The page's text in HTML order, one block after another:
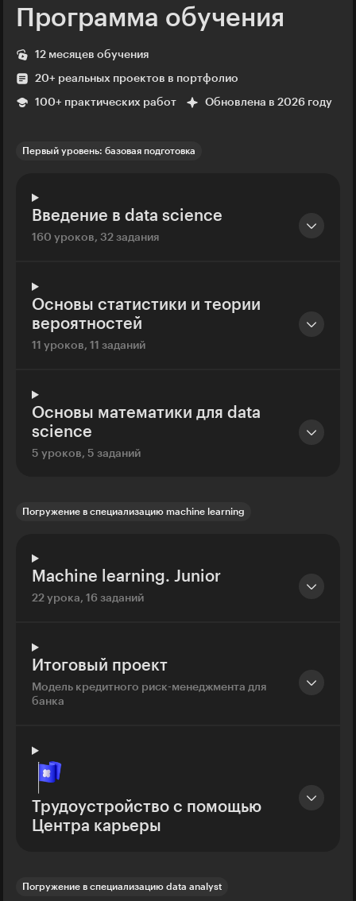
Программа обучения
12 месяцев обучения
20+ реальных проектов в портфолио
100+ практических работ Обновлена в 2026 году
Первый уровень: базовая подготовка
Введение в data science
160 уроков, 32 задания
Основы статистики и теории
вероятностей
11 уроков, 11 заданий
Основы математики для data
science
5 уроков, 5 заданий
Погружение в специализацию machine learning
Machine learning. Junior
22 урока, 16 заданий
Итоговый проект
Модель кредитного риск-менеджмента для
банка
Трудоустройство с помощью
Центра карьеры
Погружение в специализацию data analyst